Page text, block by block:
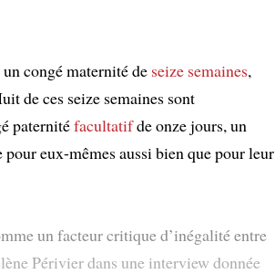
congé maternité de seize semaines,
de ces seize semaines sont
paternitéfacultatifde onze jours, un
eux-mêmes aussi bien que pour leur
un facteur critique d’inégalité entre
Périvier dans une interview donnée